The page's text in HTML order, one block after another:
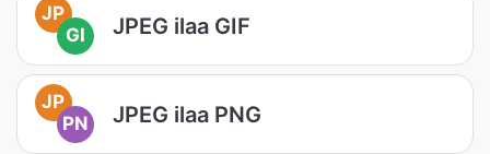
JP
GI
JPEG ilaa GIF
JP
PN
JPEG ilaa PNG